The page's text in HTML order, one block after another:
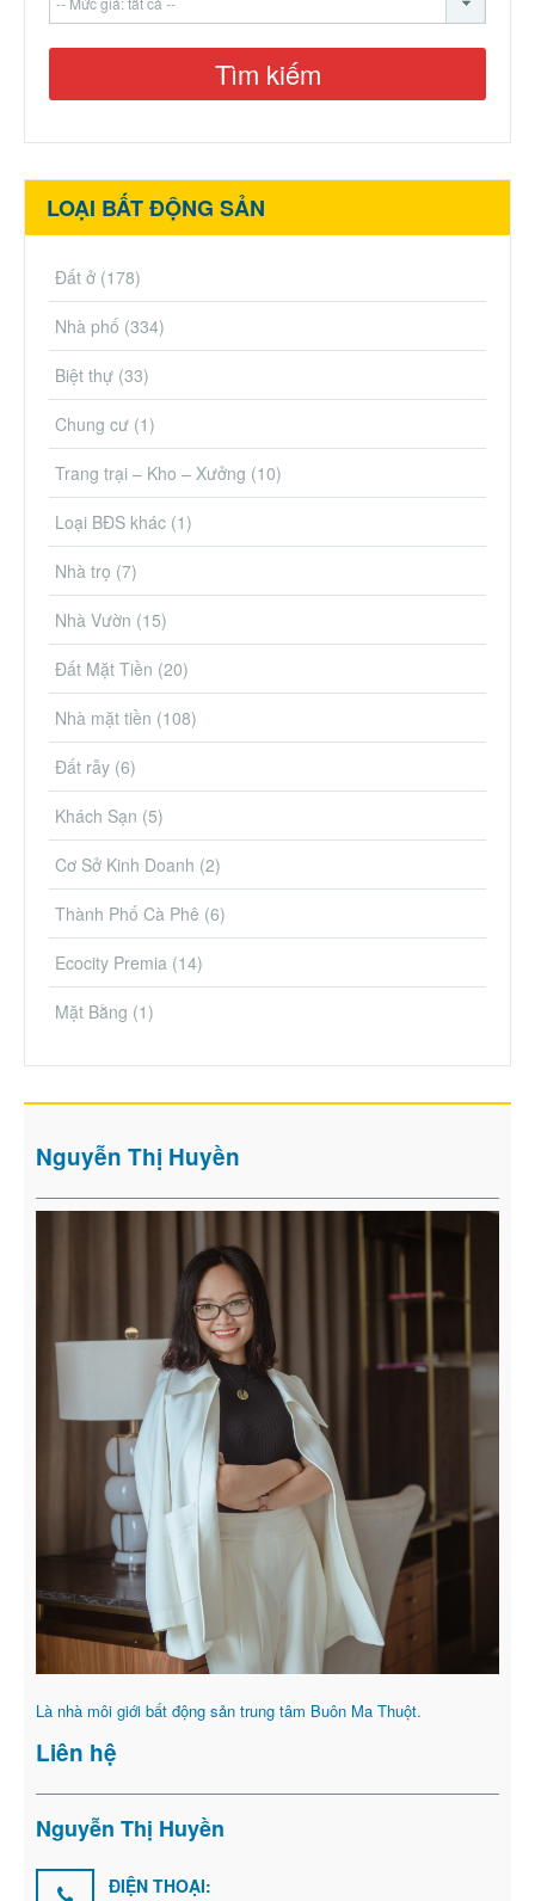
LOẠI BẤT ĐỘNG SẢN
Đất ở (178)
Nhà phố (334)
Biệt thự (33)
Chung cư (1)
Trang trại – Kho – Xưởng (10)
Loại BĐS khác (1)
Nhà trọ (7)
Nhà Vườn (15)
Đất Mặt Tiền (20)
Nhà mặt tiền (108)
Đất rẫy (6)
Khách Sạn (5)
Cơ Sở Kinh Doanh (2)
Thành Phố Cà Phê (6)
Ecocity Premia (14)
Mặt Bằng (1)
Nguyễn Thị Huyền
Là nhà môi giới bất động sản trung tâm Buôn Ma Thuột.
Liên hệ
Nguyễn Thị Huyền
ĐIỆN THOẠI: